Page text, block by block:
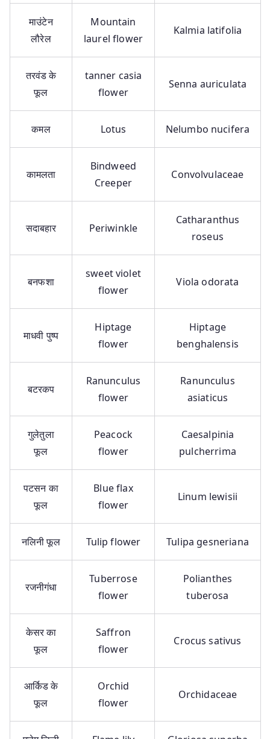
माउंटेन
लौरेल
Mountain
laurel flower
Kalmia latifolia
तरवंड के
फूल
tanner casia
flower
Senna auriculata
कमल Lotus Nelumbo nucifera
कामलता
Bindweed
Creeper
Convolvulaceae
सदाबहार Periwinkle
Catharanthus
roseus
बनफशा
sweet violet
flower
Viola odorata
माधवी पुष्प
Hiptage
flower
Hiptage
benghalensis
बटरकप
Ranunculus
flower
Ranunculus
asiaticus
गुलेतुला
फूल
Peacock
flower
Caesalpinia
pulcherrima
पटसन का
फूल
Blue flax
flower
Linum lewisii
नलिनी फूल Tulip flower Tulipa gesneriana
रजनीगंधा
Tuberrose
flower
Polianthes
tuberosa
केसर का
फूल
Saffron
flower
Crocus sativus
आर्किड के
फूल
Orchid
flower
Orchidaceae